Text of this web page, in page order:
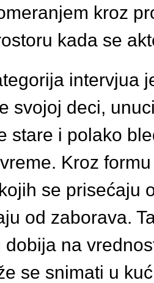
kroz
kada se
intervjua
svojoj deci,
stare i polako
Kroz
se prisećaju
od zaborava.
dobija na
se snimati u